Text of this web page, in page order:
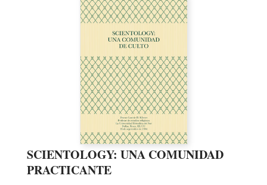
SCIENTOLOGY: UNA COMUNIDAD
PRACTICANTE